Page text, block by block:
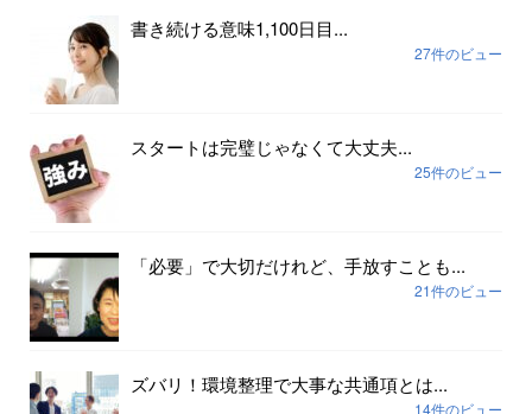
書き続ける意味1,100日目...
27件のビュー
スタートは完璧じゃなくて大丈夫...
25件のビュー
「必要」で大切だけれど、手放すことも...
21件のビュー
ズバリ！環境整理で大事な共通項とは...
14件のビュー